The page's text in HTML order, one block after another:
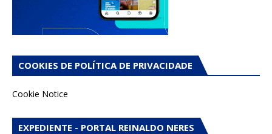
COOKIES DE POLÍTICA DE PRIVACIDADE
Cookie Notice
EXPEDIENTE - PORTAL REINALDO NERES